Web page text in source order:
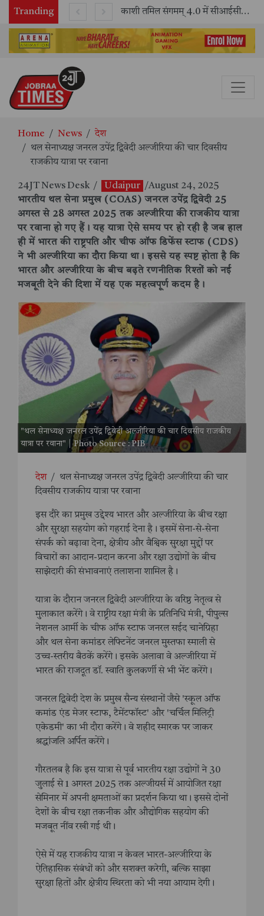
Tranding काशी तमिल संगमम् 4.0 में सीआईसीटी का स्टॉल बना तमिल भाषा और संस्कृति का केंद्र, ‘तमिल करकलाम’ से सीखना हुआ सरल
Home News
देश
थल सेनाध्यक्ष जनरल उपेंद्र द्विवेदी अल्जीरिया की चार दिवसीय
राजकीय यात्रा पर रवाना
24JT News Desk / Udaipur /August 24, 2025
भारतीय थल सेना प्रमुख (COAS) जनरल उपेंद्र द्विवेदी 25
अगस्त से 28 अगस्त 2025 तक अल्जीरिया की राजकीय यात्रा
पर रवाना हो गए हैं। यह यात्रा ऐसे समय पर हो रही है जब हाल
ही में भारत की राष्ट्रपति और चीफ ऑफ डिफेंस स्टाफ (CDS)
ने भी अल्जीरिया का दौरा किया था। इससे यह स्पष्ट होता है कि
भारत और अल्जीरिया के बीच बढ़ते रणनीतिक रिश्तों को नई
मजबूती देने की दिशा में यह एक महत्वपूर्ण कदम है।
"थल सेनाध्यक्ष जनरल उपेंद्र द्विवेदी अल्जीरिया की चार दिवसीय राजकीय
यात्रा पर रवाना" | Photo Source : PIB
देश /
थल सेनाध्यक्ष जनरल उपेंद्र द्विवेदी अल्जीरिया की चार
दिवसीय राजकीय यात्रा पर रवाना
इस दौरे का प्रमुख उद्देश्य भारत और अल्जीरिया के बीच रक्षा
और सुरक्षा सहयोग को गहराई देना है। इसमें सेना-से-सेना
संपर्क को बढ़ावा देना, क्षेत्रीय और वैश्विक सुरक्षा मुद्दों पर
विचारों का आदान-प्रदान करना और रक्षा उद्योगों के बीच
साझेदारी की संभावनाएं तलाशना शामिल है।
यात्रा के दौरान जनरल द्विवेदी अल्जीरिया के वरिष्ठ नेतृत्व से
मुलाकात करेंगे। वे राष्ट्रीय रक्षा मंत्री के प्रतिनिधि मंत्री, पीपुल्स
नेशनल आर्मी के चीफ ऑफ स्टाफ जनरल सईद चानेग्रिहा
और थल सेना कमांडर लेफ्टिनेंट जनरल मुस्तफा स्माली से
उच्च-स्तरीय बैठकें करेंगे। इसके अलावा वे अल्जीरिया में
भारत की राजदूत डॉ. स्वाति कुलकर्णी से भी भेंट करेंगे।
जनरल द्विवेदी देश के प्रमुख सैन्य संस्थानों जैसे 'स्कूल ऑफ
कमांड एंड मेजर स्टाफ, टैमेंटफॉस्ट' और 'चर्चिल मिलिट्री
एकेडमी' का भी दौरा करेंगे। वे शहीद स्मारक पर जाकर
श्रद्धांजलि अर्पित करेंगे।
गौरतलब है कि इस यात्रा से पूर्व भारतीय रक्षा उद्योगों ने 30
जुलाई से 1 अगस्त 2025 तक अल्जीयर्स में आयोजित रक्षा
सेमिनार में अपनी क्षमताओं का प्रदर्शन किया था। इससे दोनों
देशों के बीच रक्षा तकनीक और औद्योगिक सहयोग की
मजबूत नींव रखी गई थी।
ऐसे में यह राजकीय यात्रा न केवल भारत-अल्जीरिया के
ऐतिहासिक संबंधों को और सशक्त करेगी, बल्कि साझा
सुरक्षा हितों और क्षेत्रीय स्थिरता को भी नया आयाम देगी।